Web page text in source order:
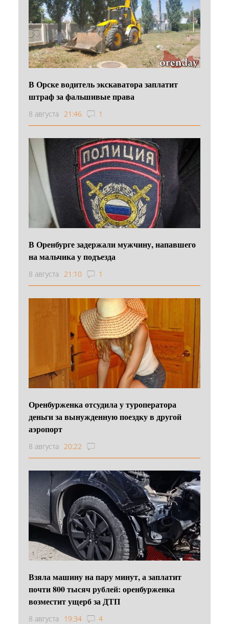
В Орске водитель экскаватора заплатит
штраф за фальшивые права
8 августа 21:46 1
В Оренбурге задержали мужчину, напавшего
на мальчика у подъезда
8 августа 21:10 1
Оренбурженка отсудила у туроператора
деньги за вынужденную поездку в другой
аэропорт
8 августа 20:22
Взяла машину на пару минут, а заплатит
почти 800 тысяч рублей: оренбурженка
возместит ущерб за ДТП
8 августа 19:34 4